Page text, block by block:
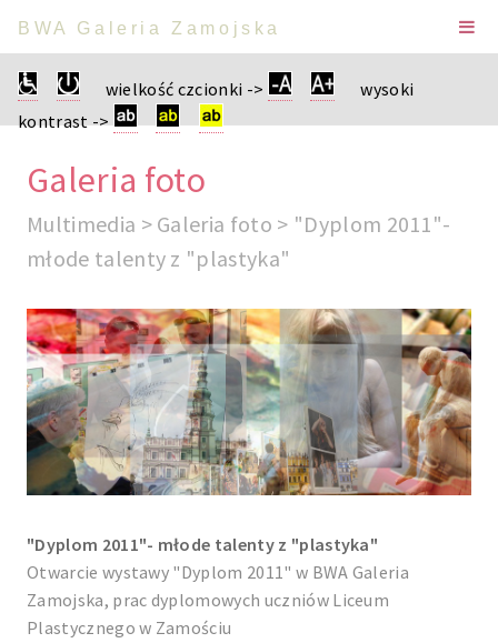
BWA Galeria Zamojska
wielkość czcionki ->
wysoki
kontrast ->
Galeria foto
Multimedia > Galeria foto > "Dyplom 2011"-
młode talenty z "plastyka"
"Dyplom 2011"- młode talenty z "plastyka"
Otwarcie wystawy "Dyplom 2011" w BWA Galeria
Zamojska, prac dyplomowych uczniów Liceum
Plastycznego w Zamościu